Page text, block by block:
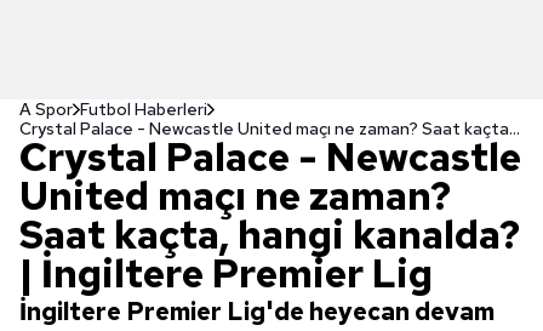
A Spor Futbol Haberleri
Crystal Palace - Newcastle United maçı ne zaman? Saat kaçta, hangi kanalda? | İngiltere Premier Lig
Crystal Palace - Newcastle
United maçı ne zaman?
Saat kaçta, hangi kanalda?
| İngiltere Premier Lig
İngiltere Premier Lig'de heyecan devam